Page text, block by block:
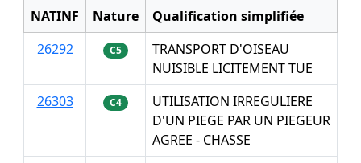
NATINF Nature
Qualification simplifiée
26292
C5
TRANSPORT D'OISEAU
NUISIBLE LICITEMENT TUE
26303
C4
UTILISATION IRREGULIERE
D'UN PIEGE PAR UN PIEGEUR
AGREE - CHASSE